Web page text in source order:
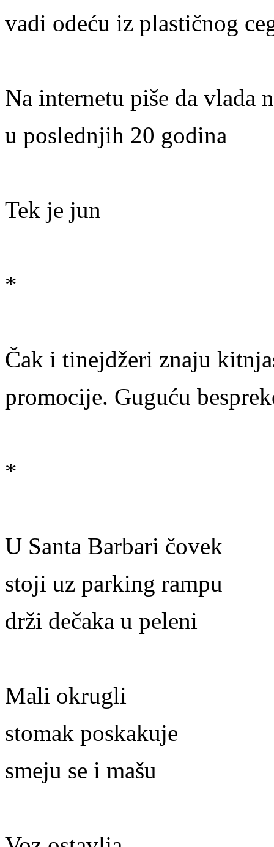
vadi odeću iz plastičnog
Na internetu piše da vlada
u poslednjih 20 godina
Tek je jun
*
Čak i tinejdžeri znaju
promocije. Guguću
*
U Santa Barbari čovek
stoji uz parking rampu
drži dečaka u peleni
Mali okrugli
stomak poskakuje
smeju se i mašu